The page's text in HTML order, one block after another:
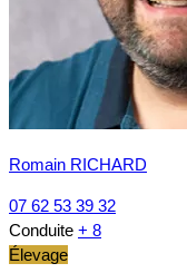
Romain RICHARD
07 62 53 39 32
Conduite + 8
Élevage